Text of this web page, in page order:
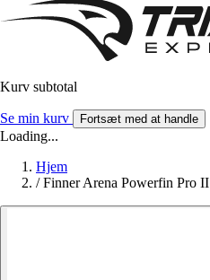
Kurv subtotal
Se min kurv Fortsæt med at handle
Loading...
Hjem
/ Finner Arena Powerfin Pro II